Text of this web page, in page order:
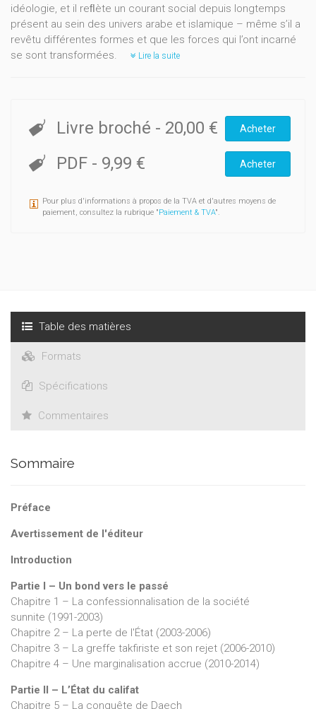
idéologie, et il reﬂète un courant social depuis longtemps
présent au sein des univers arabe et islamique – même s’il a
revêtu différentes formes et que les forces qui l’ont incarné
se sont transformées.
Lire la suite
Livre broché - 20,00 € Acheter
PDF - 9,99 € Acheter
Pour plus d'informations à propos de la TVA et d'autres moyens de
paiement, consultez la rubrique "Paiement & TVA".
Table des matières
Formats
Spécifications
Commentaires
Sommaire
Préface
Avertissement de l'éditeur
Introduction
Partie I – Un bond vers le passé
Chapitre 1 – La confessionnalisation de la société
sunnite (1991-2003)
Chapitre 2 – La perte de l'État (2003-2006)
Chapitre 3 – La greffe takfiriste et son rejet (2006-2010)
Chapitre 4 – Une marginalisation accrue (2010-2014)
Partie II – L’État du califat
Chapitre 5 – La conquête de Daech